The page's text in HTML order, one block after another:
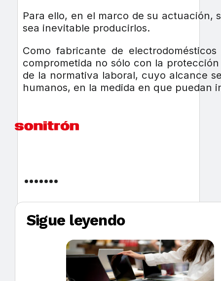
Para ello, en el marco de su actuación,
sea inevitable producirlos.
Como fabricante de
comprometida no sólo con la
de la normativa laboral, cuyo alcance
humanos, en la medida en que puedan
Sigue leyendo